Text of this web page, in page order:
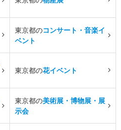
東京都のコンサート・音楽イ
ベント
東京都の花イベント
東京都の美術展・博物展・展
示会